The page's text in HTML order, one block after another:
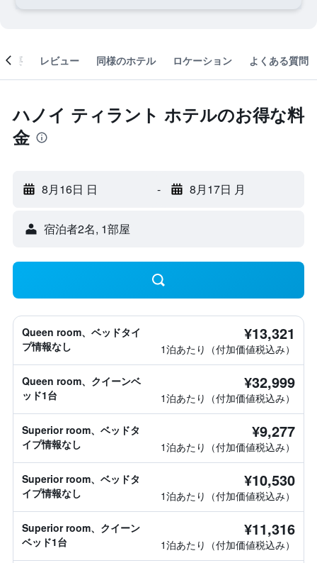
概要 レビュー 同様のホテル ロケーション よくある質問
ハノイ ティラント ホテルのお得な料
金
8月16日 日 - 8月17日 月
宿泊者2名, 1​部屋
Queen room、ベッドタイ
プ情報なし
¥13,321
1泊あたり（付加価値税込み）
Queen room、クイーンベ
ッド1台
¥32,999
1泊あたり（付加価値税込み）
Superior room、ベッドタ
イプ情報なし
¥9,277
1泊あたり（付加価値税込み）
Superior room、ベッドタ
イプ情報なし
¥10,530
1泊あたり（付加価値税込み）
Superior room、クイーン
ベッド1台
¥11,316
1泊あたり（付加価値税込み）